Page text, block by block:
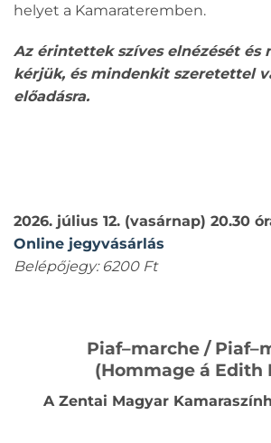
helyet a Kamarateremben.
Az érintettek szíves elnézését és
kérjük, és mindenkit szeretettel
előadásra.
2026. július 12. (vasárnap) 20.30
Online jegyvásárlás
Belépőjegy: 6200 Ft
Piaf–marche /
(Hommage á Edith
A Zentai Magyar